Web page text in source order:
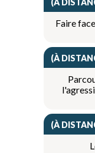
(À
Faire
(À
(À